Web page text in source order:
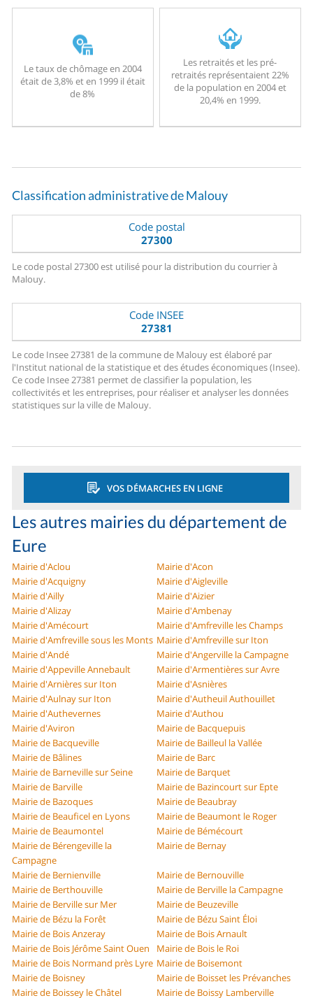
Le taux de chômage en 2004
était de 3,8% et en 1999 il était
de 8%
Les retraités et les pré-
retraités représentaient 22%
de la population en 2004 et
20,4% en 1999.
Classification administrative de Malouy
Code postal
27300
Le code postal 27300 est utilisé pour la distribution du courrier à
Malouy.
Code INSEE
27381
Le code Insee 27381 de la commune de Malouy est élaboré par
l'Institut national de la statistique et des études économiques (Insee).
Ce code Insee 27381 permet de classifier la population, les
collectivités et les entreprises, pour réaliser et analyser les données
statistiques sur la ville de Malouy.
VOS DÉMARCHES EN LIGNE
Les autres mairies du département de
Eure
Mairie d'Aclou
Mairie d'Acon
Mairie d'Acquigny
Mairie d'Aigleville
Mairie d'Ailly
Mairie d'Aizier
Mairie d'Alizay
Mairie d'Ambenay
Mairie d'Amécourt
Mairie d'Amfreville les Champs
Mairie d'Amfreville sous les Monts Mairie d'Amfreville sur Iton
Mairie d'Andé
Mairie d'Angerville la Campagne
Mairie d'Appeville Annebault
Mairie d'Armentières sur Avre
Mairie d'Arnières sur Iton
Mairie d'Asnières
Mairie d'Aulnay sur Iton
Mairie d'Autheuil Authouillet
Mairie d'Authevernes
Mairie d'Authou
Mairie d'Aviron
Mairie de Bacquepuis
Mairie de Bacqueville
Mairie de Bailleul la Vallée
Mairie de Bâlines
Mairie de Barc
Mairie de Barneville sur Seine
Mairie de Barquet
Mairie de Barville
Mairie de Bazincourt sur Epte
Mairie de Bazoques
Mairie de Beaubray
Mairie de Beauficel en Lyons
Mairie de Beaumont le Roger
Mairie de Beaumontel
Mairie de Bémécourt
Mairie de Bérengeville la
Campagne
Mairie de Bernay
Mairie de Bernienville
Mairie de Bernouville
Mairie de Berthouville
Mairie de Berville la Campagne
Mairie de Berville sur Mer
Mairie de Beuzeville
Mairie de Bézu la Forêt
Mairie de Bézu Saint Éloi
Mairie de Bois Anzeray
Mairie de Bois Arnault
Mairie de Bois Jérôme Saint Ouen
Mairie de Bois le Roi
Mairie de Bois Normand près Lyre Mairie de Boisemont
Mairie de Boisney
Mairie de Boisset les Prévanches
Mairie de Boissey le Châtel
Mairie de Boissy Lamberville